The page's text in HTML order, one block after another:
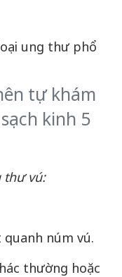
tự khám
kinh 5
thư vú:
núm vú.
thường hoặc